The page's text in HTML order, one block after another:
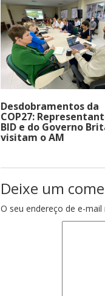
Desdobramentos da
COP27:
BID e do Governo
visitam o AM
Deixe um
O seu endereço de e-